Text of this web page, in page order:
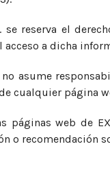
S.L. se reserva el
a dicha
no asume
página
web de
o recomendación